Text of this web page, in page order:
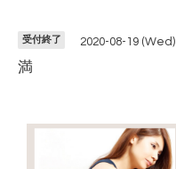
受付終了 2020-08-19 (Wed)
満